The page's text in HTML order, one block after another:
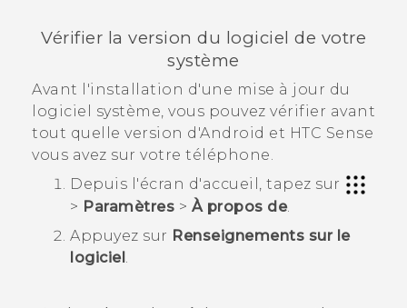
Vérifier la version du logiciel de votre
système
Avant l'installation d'une mise à jour du
logiciel système, vous pouvez vérifier avant
tout quelle version d'Android et HTC Sense
vous avez sur votre téléphone.
Depuis l'écran d'accueil , tapez sur
> Paramètres > À propos de.
Appuyez sur Renseignements sur le
logiciel .